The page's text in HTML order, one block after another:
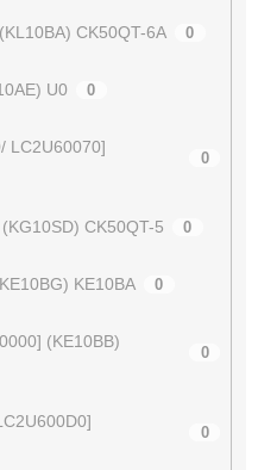
CK50QT-6A 0
U0 0
LC2U60070]
0
CK50QT-5 0
KE10BA 0
(KE10BB)
0
0